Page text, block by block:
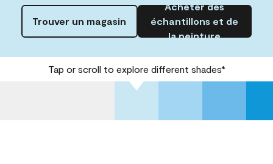
Trouver un magasin
Acheter des
échantillons et de
la peinture
Tap or scroll to explore different shades*